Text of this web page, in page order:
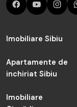
Imobiliare Sibiu
Apartamente de
inchiriat Sibiu
Imobiliare